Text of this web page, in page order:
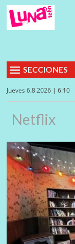
SECCIONES
Jueves 6.8.2026 | 6:10
Netflix